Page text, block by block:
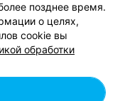
cookie
данных
позднее время.
о целях,
cookie вы
обработки